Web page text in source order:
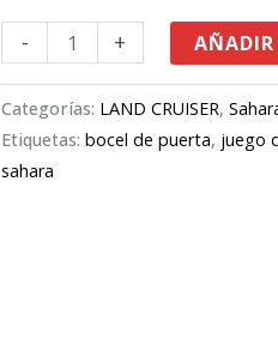
- +
Categorías: LAND CRUISER,
Etiquetas:bocel de puerta, juego
sahara